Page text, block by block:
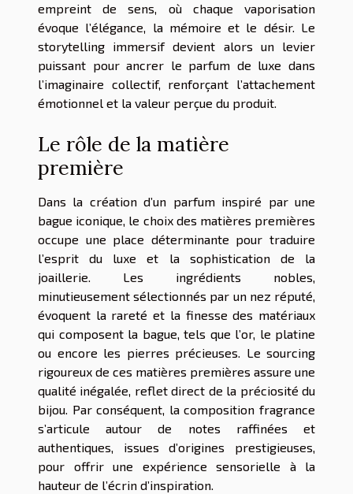
empreint de sens, où chaque vaporisation
évoque l’élégance, la mémoire et le désir. Le
storytelling immersif devient alors un levier
puissant pour ancrer le parfum de luxe dans
l’imaginaire collectif, renforçant l’attachement
émotionnel et la valeur perçue du produit.
Le rôle de la matière
première
Dans la création d’un parfum inspiré par une
bague iconique, le choix des matières premières
occupe une place déterminante pour traduire
l’esprit du luxe et la sophistication de la
joaillerie. Les ingrédients nobles,
minutieusement sélectionnés par un nez réputé,
évoquent la rareté et la finesse des matériaux
qui composent la bague, tels que l’or, le platine
ou encore les pierres précieuses. Le sourcing
rigoureux de ces matières premières assure une
qualité inégalée, reflet direct de la préciosité du
bijou. Par conséquent, la composition fragrance
s’articule autour de notes raffinées et
authentiques, issues d’origines prestigieuses,
pour offrir une expérience sensorielle à la
hauteur de l’écrin d’inspiration.